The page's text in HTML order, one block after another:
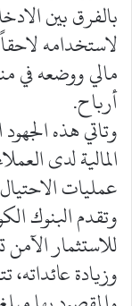
بالفرق بين
لاستخدامه
مالي ووضعه في
أرباح.
وتاتي هذه
المالية لدى
عمليات
وتقدم البنوك
للاستثمار الآمن
وزيادة عائداته،